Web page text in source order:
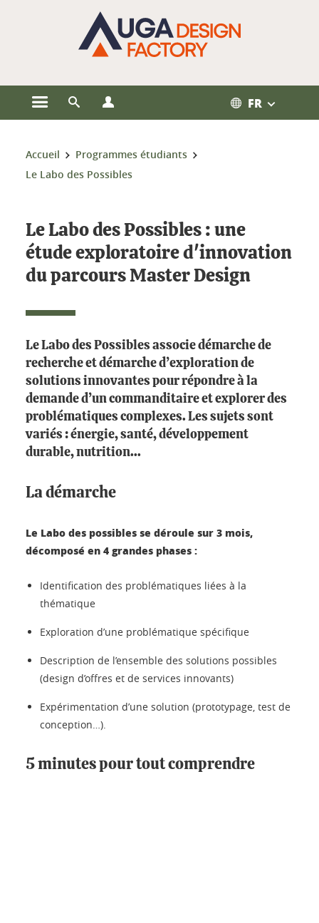
Ouvrir le menu principal
Ouvrir le moteur de recherche FR
Vous êtes ici :
Accueil
Programmes étudiants
Le Labo des Possibles
Le Labo des Possibles : une
étude exploratoire d'innovation
du parcours Master Design
Le Labo des Possibles associe démarche de
recherche et démarche d’exploration de
solutions innovantes pour répondre à la
demande d’un commanditaire et explorer des
problématiques complexes. Les sujets sont
variés : énergie, santé, développement
durable, nutrition...
La démarche
Le Labo des possibles se déroule sur 3 mois,
décomposé en 4 grandes phases :
Identification des problématiques liées à la
thématique
Exploration d’une problématique spécifique
Description de l’ensemble des solutions possibles
(design d’offres et de services innovants)
Expérimentation d’une solution (prototypage, test de
conception…).
5 minutes pour tout comprendre